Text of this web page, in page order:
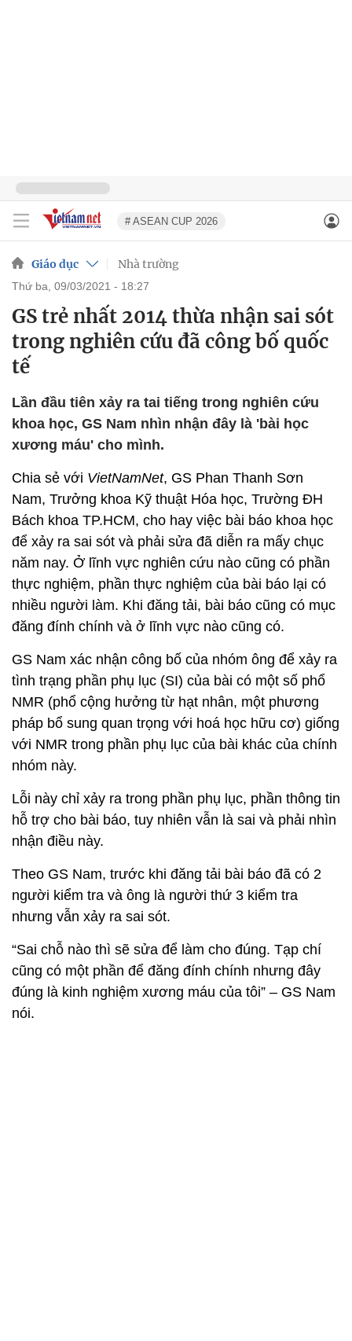
# ASEAN CUP 2026
Giáo dục Nhà trường
thứ ba, 09/03/2021 - 18:27
GS trẻ nhất 2014 thừa nhận sai sót
trong nghiên cứu đã công bố quốc
tế
Lần đầu tiên xảy ra tai tiếng trong nghiên cứu
khoa học, GS Nam nhìn nhận đây là 'bài học
xương máu' cho mình.
Chia sẻ với VietNamNet, GS Phan Thanh Sơn
Nam, Trưởng khoa Kỹ thuật Hóa học, Trường ĐH
Bách khoa TP.HCM, cho hay việc bài báo khoa học
để xảy ra sai sót và phải sửa đã diễn ra mấy chục
năm nay. Ở lĩnh vực nghiên cứu nào cũng có phần
thực nghiệm, phần thực nghiệm của bài báo lại có
nhiều người làm. Khi đăng tải, bài báo cũng có mục
đăng đính chính và ở lĩnh vực nào cũng có.
GS Nam xác nhận công bố của nhóm ông để xảy ra
tình trạng phần phụ lục (SI) của bài có một số phổ
NMR (phổ cộng hưởng từ hạt nhân, một phương
pháp bổ sung quan trọng với hoá học hữu cơ) giống
với NMR trong phần phụ lục của bài khác của chính
nhóm này.
Lỗi này chỉ xảy ra trong phần phụ lục, phần thông tin
hỗ trợ cho bài báo, tuy nhiên vẫn là sai và phải nhìn
nhận điều này.
Theo GS Nam, trước khi đăng tải bài báo đã có 2
người kiểm tra và ông là người thứ 3 kiểm tra
nhưng vẫn xảy ra sai sót.
“Sai chỗ nào thì sẽ sửa để làm cho đúng. Tạp chí
cũng có một phần để đăng đính chính nhưng đây
đúng là kinh nghiệm xương máu của tôi” – GS Nam
nói.